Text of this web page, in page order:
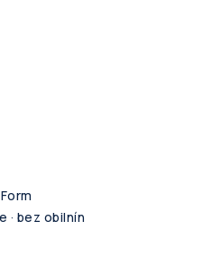
· bez obilnín